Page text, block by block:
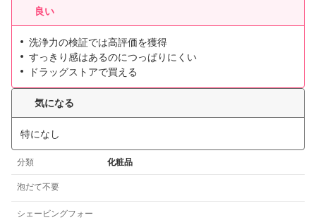
良い
洗浄力の検証では高評価を獲得
すっきり感はあるのにつっぱりにくい
ドラッグストアで買える
気になる
特になし
分類 化粧品
泡だて不要
シェービングフォー